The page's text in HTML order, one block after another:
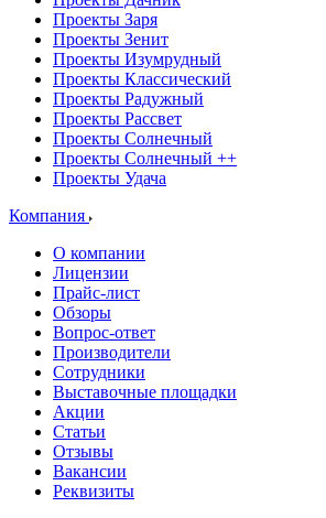
Проекты Заря
Проекты Зенит
Проекты Изумрудный
Проекты Классический
Проекты Радужный
Проекты Рассвет
Проекты Солнечный
Проекты Солнечный ++
Проекты Удача
Компания
О компании
Лицензии
Прайс-лист
Обзоры
Вопрос-ответ
Производители
Сотрудники
Выставочные площадки
Акции
Статьи
Отзывы
Вакансии
Реквизиты